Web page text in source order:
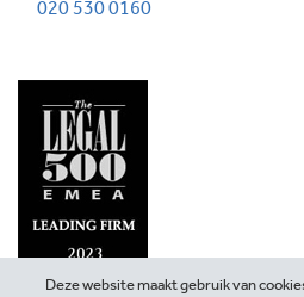
020 530 0160
Deze website maakt gebruik van